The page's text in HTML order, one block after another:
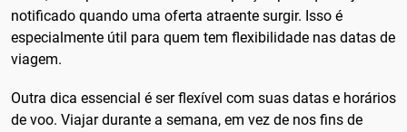
notificado quando uma oferta atraente surgir. Isso é
especialmente útil para quem tem flexibilidade nas datas de
viagem.
Outra dica essencial é ser flexível com suas datas e horários
de voo. Viajar durante a semana, em vez de nos fins de